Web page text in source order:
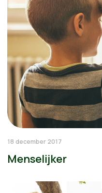
18 december 2017
Menselijker